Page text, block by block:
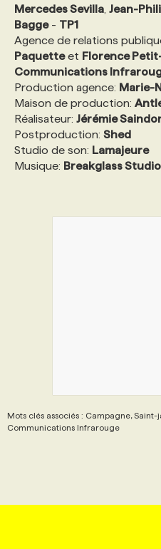
Mercedes Sevilla Jean-
Bagge- TP1
Agence de relations
Paquetteet Florence
Communications
Production agence: Marie-
Maison de production:
Réalisateur: Jérémie
Postproduction: Shed
Studio de son: Lamajeure
Musique: Breakglass
Mots clés associés : Campagne, Saint-
Communications Infrarouge